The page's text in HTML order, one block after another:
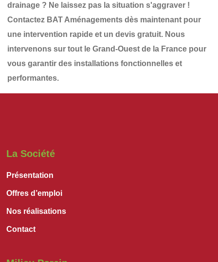
drainage ? Ne laissez pas la situation s'aggraver !
Contactez BAT Aménagements dès maintenant pour
une intervention rapide et un devis gratuit. Nous
intervenons sur tout le Grand-Ouest de la France pour
vous garantir des installations fonctionnelles et
performantes.
La Société
Présentation
Offres d’emploi
Nos réalisations
Contact